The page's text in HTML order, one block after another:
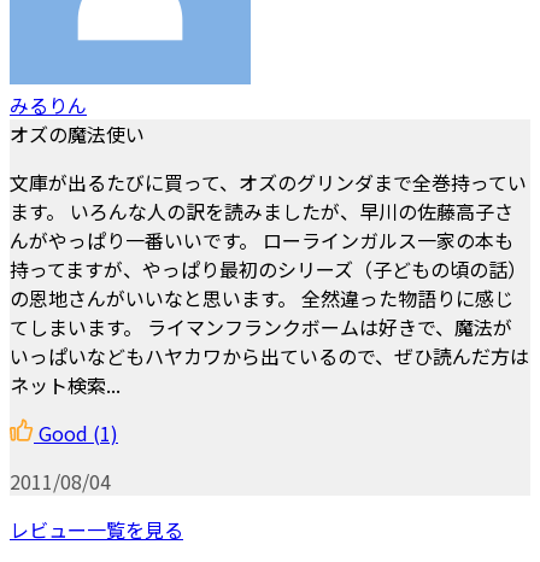
みるりん
オズの魔法使い
文庫が出るたびに買って、オズのグリンダまで全巻持ってい
ます。 いろんな人の訳を読みましたが、早川の佐藤高子さ
んがやっぱり一番いいです。 ローラインガルス一家の本も
持ってますが、やっぱり最初のシリーズ（子どもの頃の話）
の恩地さんがいいなと思います。 全然違った物語りに感じ
てしまいます。 ライマンフランクボームは好きで、魔法が
いっぱいなどもハヤカワから出ているので、ぜひ読んだ方は
ネット検索...
Good (1)
2011/08/04
レビュー一覧を見る